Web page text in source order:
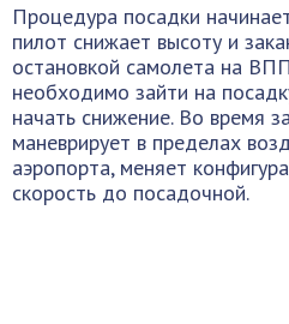
Процедура посадки
пилот снижает высоту и
остановкой самолета на
необходимо зайти на
начать снижение. Во время
маневрирует в пределах
аэропорта, меняет
скорость до посадочной.